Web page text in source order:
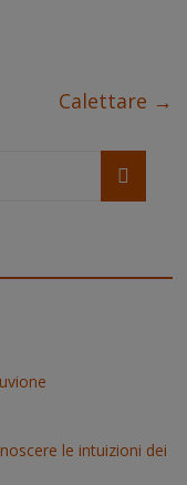
Calettare →
le intuizioni dei